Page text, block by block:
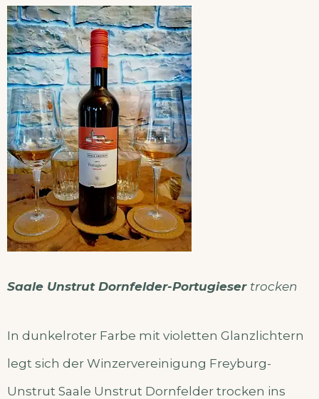
Saale Unstrut Dornfelder-Portugieser trocken
In dunkelroter Farbe mit violetten Glanzlichtern
legt sich der Winzervereinigung Freyburg-
Unstrut Saale Unstrut Dornfelder trocken ins